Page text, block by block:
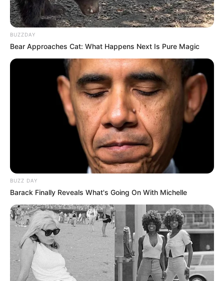
BUZZDAY
Bear Approaches Cat: What Happens Next Is Pure Magic
BUZZ DAY
Barack Finally Reveals What's Going On With Michelle